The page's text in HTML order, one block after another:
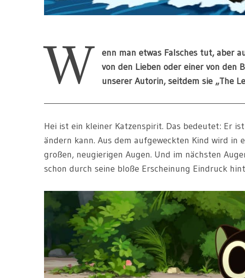
W
enn man etwas Falsches tut, aber
von den Lieben oder einer von den
unserer Autorin, seitdem sie „The
Hei ist ein kleiner Katzenspirit. Das bedeutet: Er
ändern kann. Aus dem aufgeweckten Kind wird in
großen, neugierigen Augen. Und im nächsten
schon durch seine bloße Erscheinung Eindruck